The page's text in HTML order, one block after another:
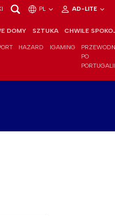
PL AD-LITE
DOMY SZTUKA CHWILE
HAZARD IGAMING
PO
PORTUGALII